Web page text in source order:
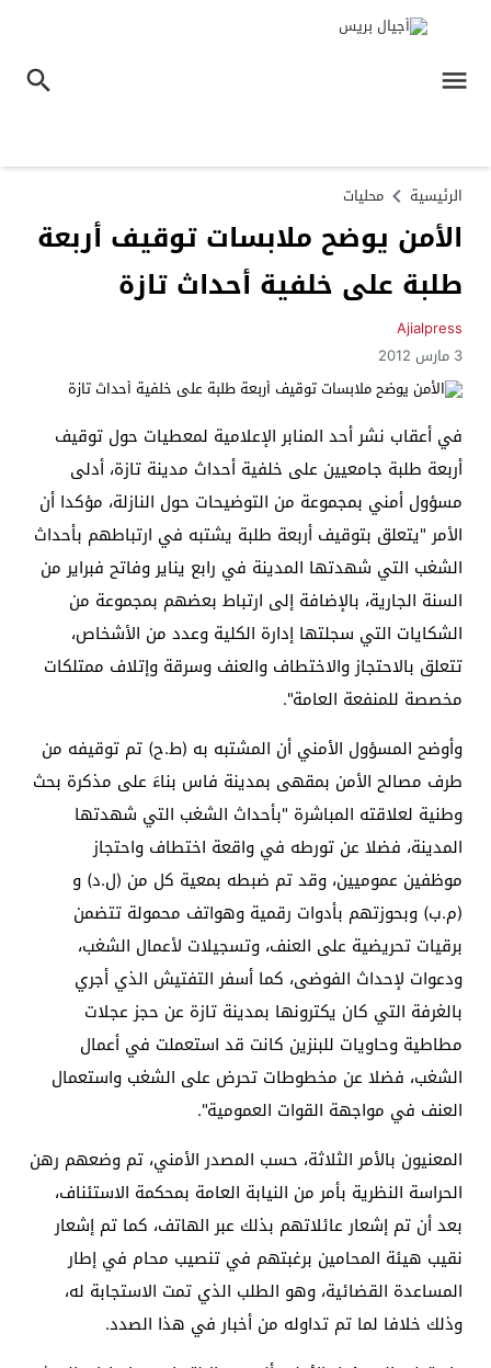
الرئيسية محليات
الأمن يوضح ملابسات توقيف أربعة
طلبة على خلفية أحداث تازة
Ajialpress
3 مارس 2012
في أعقاب نشر أحد المنابر الإعلامية لمعطيات حول توقيف
أربعة طلبة جامعيين على خلفية أحداث مدينة تازة، أدلى
مسؤول أمني بمجموعة من التوضيحات حول النازلة، مؤكدا أن
الأمر "يتعلق بتوقيف أربعة طلبة يشتبه في ارتباطهم بأحداث
الشغب التي شهدتها المدينة في رابع يناير وفاتح فبراير من
السنة الجارية، بالإضافة إلى ارتباط بعضهم بمجموعة من
الشكايات التي سجلتها إدارة الكلية وعدد من الأشخاص،
تتعلق بالاحتجاز والاختطاف والعنف وسرقة وإتلاف ممتلكات
مخصصة للمنفعة العامة".
وأوضح المسؤول الأمني أن المشتبه به (ط.ح) تم توقيفه من
طرف مصالح الأمن بمقهى بمدينة فاس بناءَ على مذكرة بحث
وطنية لعلاقته المباشرة "بأحداث الشغب التي شهدتها
المدينة، فضلا عن تورطه في واقعة اختطاف واحتجاز
موظفين عموميين، وقد تم ضبطه بمعية كل من (ل.د) و
(م.ب) وبحوزتهم بأدوات رقمية وهواتف محمولة تتضمن
برقيات تحريضية على العنف، وتسجيلات لأعمال الشغب،
ودعوات لإحداث الفوضى، كما أسفر التفتيش الذي أجري
بالغرفة التي كان يكترونها بمدينة تازة عن حجز عجلات
مطاطية وحاويات للبنزين كانت قد استعملت في أعمال
الشغب، فضلا عن مخطوطات تحرض على الشغب واستعمال
العنف في مواجهة القوات العمومية".
المعنيون بالأمر الثلاثة، حسب المصدر الأمني، تم وضعهم رهن
الحراسة النظرية بأمر من النيابة العامة بمحكمة الاستئناف،
بعد أن تم إشعار عائلاتهم بذلك عبر الهاتف، كما تم إشعار
نقيب هيئة المحامين برغبتهم في تنصيب محام في إطار
المساعدة القضائية، وهو الطلب الذي تمت الاستجابة له،
وذلك خلافا لما تم تداوله من أخبار في هذا الصدد.